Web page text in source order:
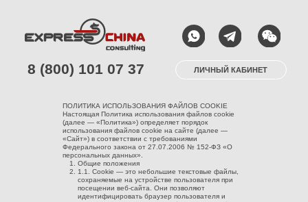
ЛИЧНЫЙ КАБИНЕТ
ПОЛИТИКА ИСПОЛЬЗОВАНИЯ ФАЙЛОВ COOKIE
Настоящая Политика использования файлов cookie
(далее — «Политика») определяет порядок
использования файлов cookie на сайте (далее —
«Сайт») в соответствии с требованиями
Федерального закона от 27.07.2006 № 152-ФЗ «О
персональных данных».
Общие положения
1.1. Cookie — это небольшие текстовые файлы,
сохраняемые на устройстве пользователя при
посещении веб-сайта. Они позволяют
идентифицировать браузер пользователя и